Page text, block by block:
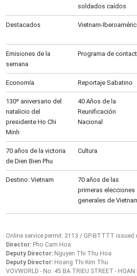
soldados caídos
Destacados Vietnam-
Emisiones de la
semana
Programa de
Economía Reportaje Sabatino
130º aniversario del
natalicio del
presidente Ho Chi
Minh
40 Años de la
Reunificación
Nacional
70 años de la victoria
de Dien Bien Phu
Cultura
Destino: Vietnam
70 años de las
primeras elecciones
generales de
Online service permit: 2113 / GP-BTTTT issued
Director: Pho Cam Hoa
Deputy Director: Nguyen Thi Thu Hoa
Deputy Director: Hoang Thi Kim Thu
VOVWORLD - No. 45 BA TRIEU STREET -